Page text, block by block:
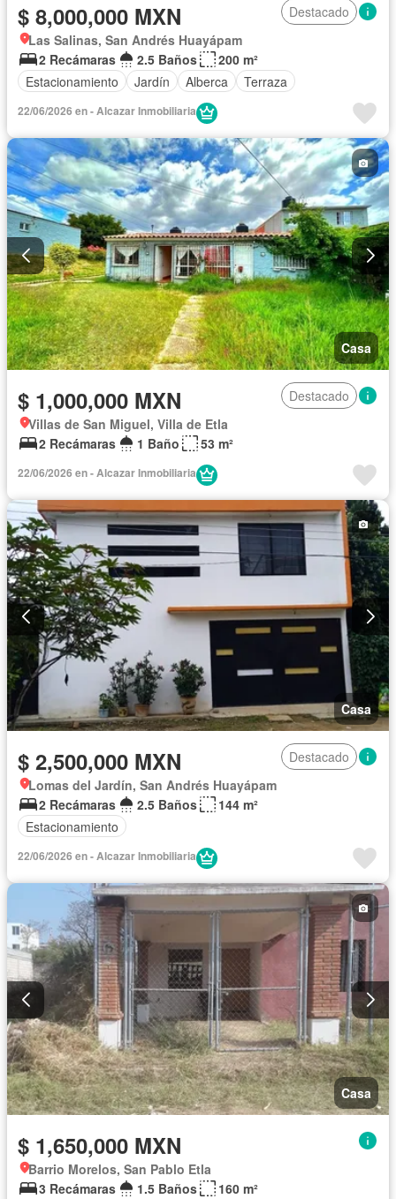
$ 8,000,000 MXN
Destacado
Las Salinas, San Andrés Huayápam
2 Recámaras
2.5 Baños
200 m²
Estacionamiento
Jardín Alberca Terraza
22/06/2026 en - Alcazar Inmobiliaria
Casa
$ 1,000,000 MXN
Destacado
Villas de San Miguel, Villa de Etla
2 Recámaras
1 Baño 53 m²
22/06/2026 en - Alcazar Inmobiliaria
Casa
$ 2,500,000 MXN
Destacado
Lomas del Jardín, San Andrés Huayápam
2 Recámaras
2.5 Baños
144 m²
Estacionamiento
22/06/2026 en - Alcazar Inmobiliaria
Casa
$ 1,650,000 MXN
Barrio Morelos, San Pablo Etla
3 Recámaras
1.5 Baños 160 m²